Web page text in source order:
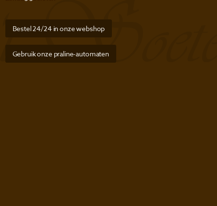
Bestel 24/24 in onze webshop
Gebruik onze praline-automaten